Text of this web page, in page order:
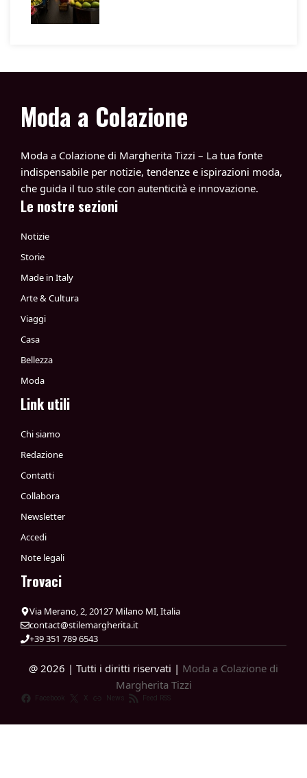
Moda a Colazione
Moda a Colazione di Margherita Tizzi – La tua fonte
indispensabile per notizie, tendenze e ispirazioni moda,
che guida il tuo stile con autenticità e innovazione.
Le nostre sezioni
Notizie
Storie
Made in Italy
Arte & Cultura
Viaggi
Casa
Bellezza
Moda
Link utili
Chi siamo
Redazione
Contatti
Collabora
Newsletter
Accedi
Note legali
Trovaci
Via Merano, 2, 20127 Milano MI, Italia
contact@stilemargherita.it
+39 351 789 6543
@ 2026 | Tutti i diritti riservati | Moda a Colazione di
Margherita Tizzi
Facebook X News Feed RSS